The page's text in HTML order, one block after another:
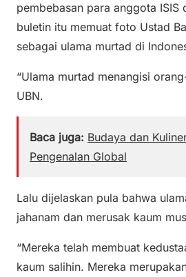
pembebasan para anggota
buletin itu memuat foto Ustad
sebagai ulama murtad di
“Ulama murtad menangisi
UBN.
Baca juga: Budaya dan
Pengenalan Global
Lalu dijelaskan pula bahwa
jahanam dan merusak kaum
“Mereka telah membuat
kaum salihin. Mereka